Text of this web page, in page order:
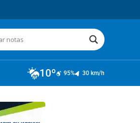
10º 95% 30 km/h